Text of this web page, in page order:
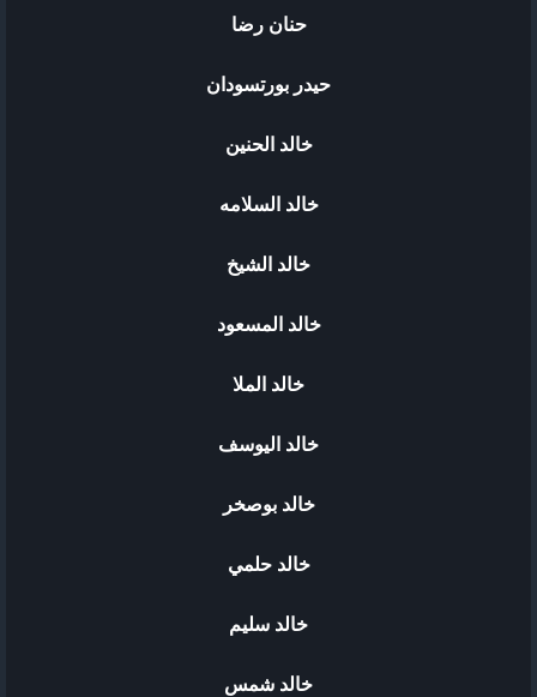
حنان رضا
حيدر بورتسودان
خالد الحنين
خالد السلامه
خالد الشيخ
خالد المسعود
خالد الملا
خالد اليوسف
خالد بوصخر
خالد حلمي
خالد سليم
خالد شمس